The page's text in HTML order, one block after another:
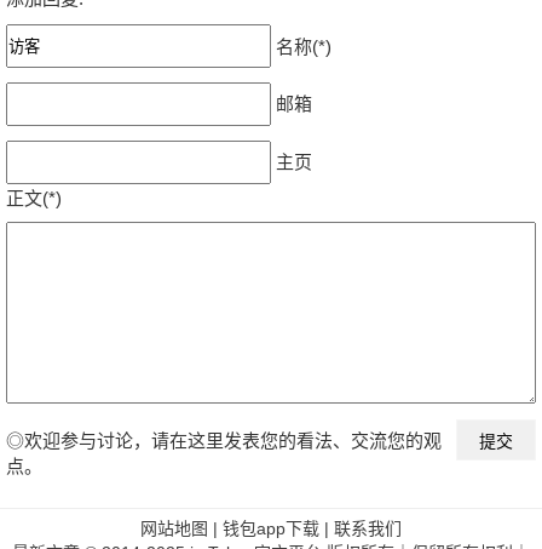
名称(*)
邮箱
主页
正文(*)
◎欢迎参与讨论，请在这里发表您的看法、交流您的观
点。
网站地图 | 钱包app下载 | 联系我们